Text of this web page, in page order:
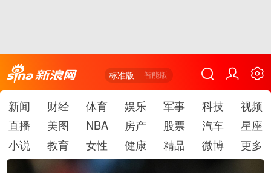
标准版 智能版
新闻 财经 体育 娱乐 军事 科技
视频
直播
美图 NBA 房产 股票 汽车
星座
小说
教育 女性 健康 精品 微博 更多